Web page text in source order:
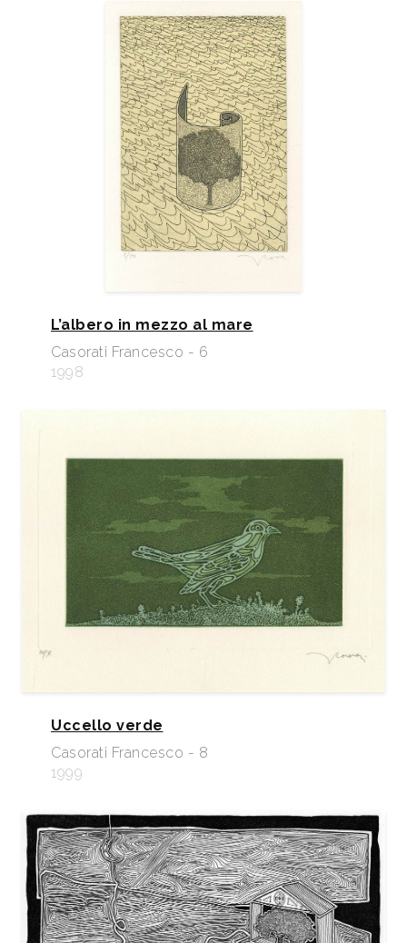
L’albero in mezzo al mare
Casorati Francesco - 6
1998
Uccello verde
Casorati Francesco - 8
1999